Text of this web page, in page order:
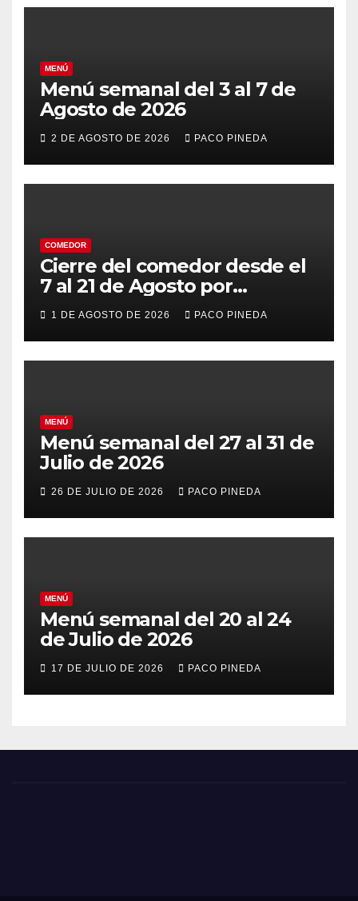
MENÚ
Menú semanal del 3 al 7 de
Agosto de 2026
2 DE AGOSTO DE 2026 PACO PINEDA
COMEDOR
Cierre del comedor desde el
7 al 21 de Agosto por
vacaciones
1 DE AGOSTO DE 2026 PACO PINEDA
MENÚ
Menú semanal del 27 al 31 de
Julio de 2026
26 DE JULIO DE 2026 PACO PINEDA
MENÚ
Menú semanal del 20 al 24
de Julio de 2026
17 DE JULIO DE 2026 PACO PINEDA